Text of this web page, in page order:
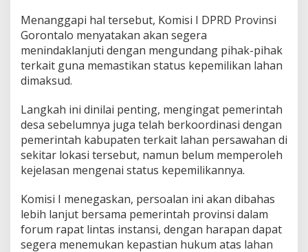
Menanggapi hal tersebut, Komisi I DPRD Provinsi
Gorontalo menyatakan akan segera
menindaklanjuti dengan mengundang pihak-pihak
terkait guna memastikan status kepemilikan lahan
dimaksud.
Langkah ini dinilai penting, mengingat pemerintah
desa sebelumnya juga telah berkoordinasi dengan
pemerintah kabupaten terkait lahan persawahan di
sekitar lokasi tersebut, namun belum memperoleh
kejelasan mengenai status kepemilikannya.
Komisi I menegaskan, persoalan ini akan dibahas
lebih lanjut bersama pemerintah provinsi dalam
forum rapat lintas instansi, dengan harapan dapat
segera menemukan kepastian hukum atas lahan